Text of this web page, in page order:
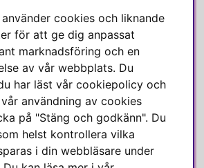
Svenska Hem!
använder cookies och liknande
för att ge dig anpassat
marknadsföring och en
av vår webbplats. Du
har läst vår cookiepolicy och
användning av cookies
på "Stäng och godkänn". Du
helst kontrollera vilka
i din webbläsare under